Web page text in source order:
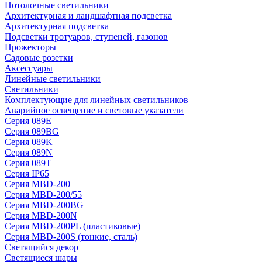
Потолочные светильники
Архитектурная и ландшафтная подсветка
Архитектурная подсветка
Подсветки тротуаров, ступеней, газонов
Прожекторы
Садовые розетки
Аксессуары
Линейные светильники
Светильники
Комплектующие для линейных светильников
Аварийное освещение и световые указатели
Серия 089E
Серия 089BG
Серия 089K
Серия 089N
Серия 089T
Серия IP65
Серия MBD-200
Серия MBD-200/55
Серия MBD-200BG
Серия MBD-200N
Серия MBD-200PL (пластиковые)
Серия MBD-200S (тонкие, сталь)
Светящийся декор
Светящиеся шары